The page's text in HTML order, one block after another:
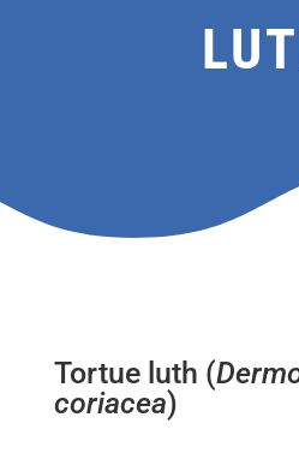
Tortue luth (
coriacea)